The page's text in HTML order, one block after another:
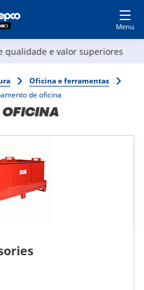
e valor superiores
Oficina e ferramentas
de oficina
OFICINA